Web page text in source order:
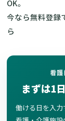
OK。
今なら無料登録
ら
看
まずは1
働ける日を入